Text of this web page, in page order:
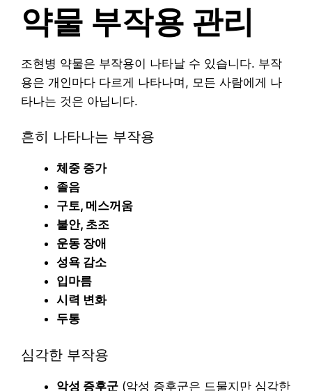
약물 부작용 관리
조현병 약물은 부작용이 나타날 수 있습니다. 부작
용은 개인마다 다르게 나타나며, 모든 사람에게 나
타나는 것은 아닙니다.
흔히 나타나는 부작용
체중 증가
졸음
구토, 메스꺼움
불안, 초조
운동 장애
성욕 감소
입마름
시력 변화
두통
심각한 부작용
악성 증후군 (악성 증후군은 드물지만 심각한